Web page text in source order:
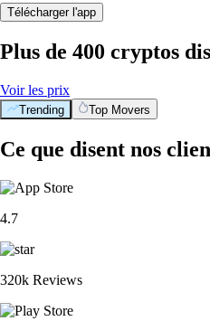
Télécharger l'app
Plus de 400 cryptos
Voir les prix
Trending Top Movers
Ce que disent nos
4.7
320k Reviews